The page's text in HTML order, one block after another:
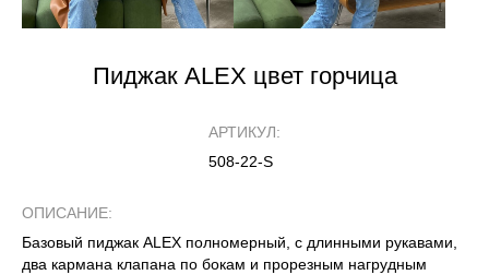
Пиджак ALEX цвет горчица
АРТИКУЛ:
508-22-S
ОПИСАНИЕ:
Базовый пиджак ALEX полномерный, с длинными рукавами,
два кармана клапана по бокам и прорезным нагрудным